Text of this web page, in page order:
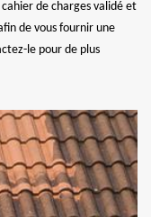
de charges validé et
de vous fournir une
le pour de plus